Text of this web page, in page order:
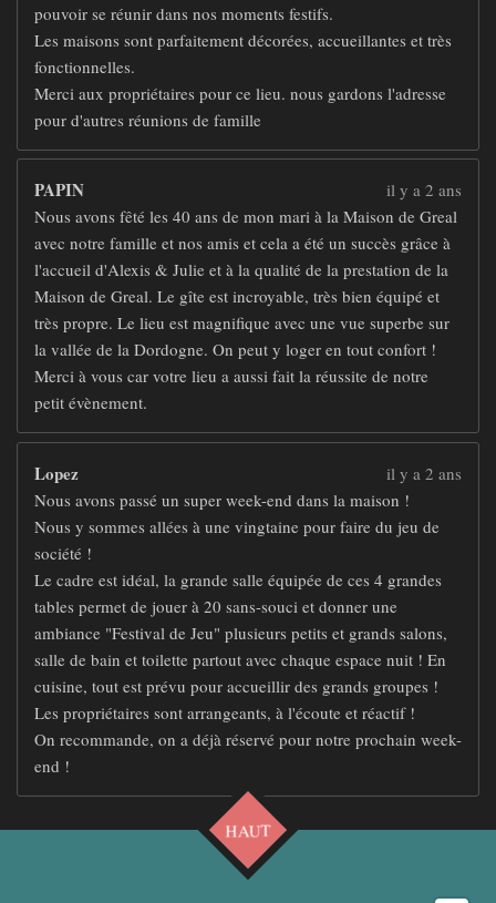
pouvoir se réunir dans nos moments festifs.
Les maisons sont parfaitement décorées, accueillantes et très
fonctionnelles.
Merci aux propriétaires pour ce lieu. nous gardons l'adresse
pour d'autres réunions de famille
PAPIN
il y a 2 ans
Nous avons fêté les 40 ans de mon mari à la Maison de Greal
avec notre famille et nos amis et cela a été un succès grâce à
l'accueil d'Alexis & Julie et à la qualité de la prestation de la
Maison de Greal. Le gîte est incroyable, très bien équipé et
très propre. Le lieu est magnifique avec une vue superbe sur
la vallée de la Dordogne. On peut y loger en tout confort !
Merci à vous car votre lieu a aussi fait la réussite de notre
petit évènement.
Lopez
il y a 2 ans
Nous avons passé un super week-end dans la maison !
Nous y sommes allées à une vingtaine pour faire du jeu de
société !
Le cadre est idéal, la grande salle équipée de ces 4 grandes
tables permet de jouer à 20 sans-souci et donner une
ambiance "Festival de Jeu" plusieurs petits et grands salons,
salle de bain et toilette partout avec chaque espace nuit ! En
cuisine, tout est prévu pour accueillir des grands groupes !
Les propriétaires sont arrangeants, à l'écoute et réactif !
On recommande, on a déjà réservé pour notre prochain week-
end !
HAUT